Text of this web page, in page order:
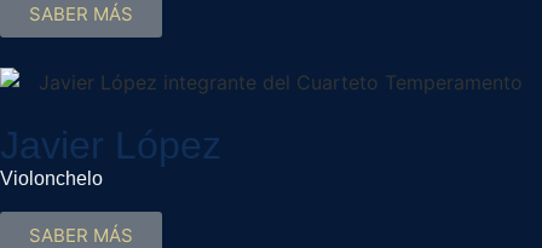
SABER MÁS
Javier López
Violonchelo
SABER MÁS